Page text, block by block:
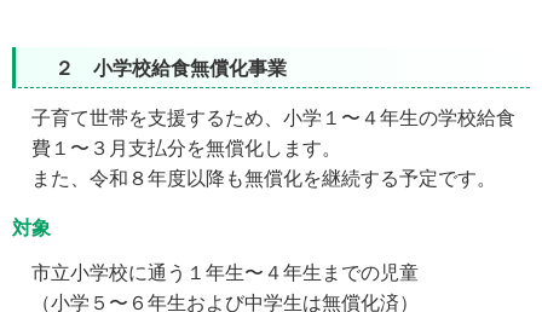
２ 小学校給食無償化事業
子育て世帯を支援するため、小学１〜４年生の学校給食
費１〜３月支払分を無償化します。
また、令和８年度以降も無償化を継続する予定です。
対象
市立小学校に通う１年生〜４年生までの児童
（小学５〜６年生および中学生は無償化済）